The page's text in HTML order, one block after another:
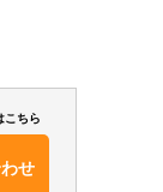
こちら
せ